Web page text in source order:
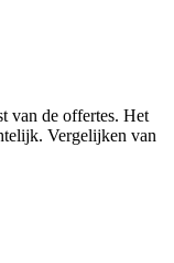
van de offertes. Het
Vergelijken van